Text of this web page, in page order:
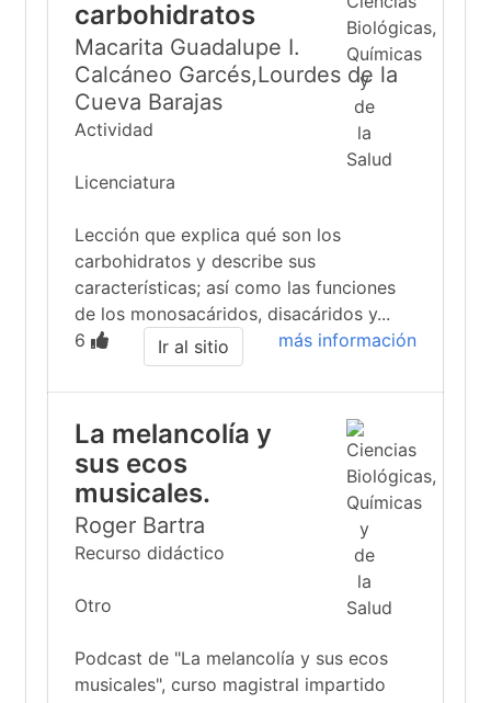
carbohidratos
Macarita Guadalupe I.
Calcáneo Garcés,Lourdes de la
Cueva Barajas
Actividad
Licenciatura
Lección que explica qué son los
carbohidratos y describe sus
características; así como las funciones
de los monosacáridos, disacáridos y...
6
más información
Ir al sitio
La melancolía y
sus ecos
musicales.
Roger Bartra
Recurso didáctico
Otro
Podcast de "La melancolía y sus ecos
musicales", curso magistral impartido